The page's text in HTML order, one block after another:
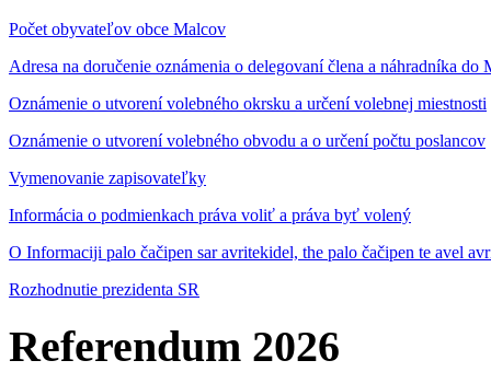
Počet obyvateľov obce Malcov
Adresa na doručenie oznámenia o delegovaní člena a náhradníka
Oznámenie o utvorení volebného okrsku a určení volebnej miestnosti
Oznámenie o utvorení volebného obvodu a o určení počtu poslancov
Vymenovanie zapisovateľky
Informácia o podmienkach práva voliť a práva byť volený
O Informaciji palo čačipen sar avritekidel, the palo čačipen te avel
Rozhodnutie prezidenta SR
Referendum 2026